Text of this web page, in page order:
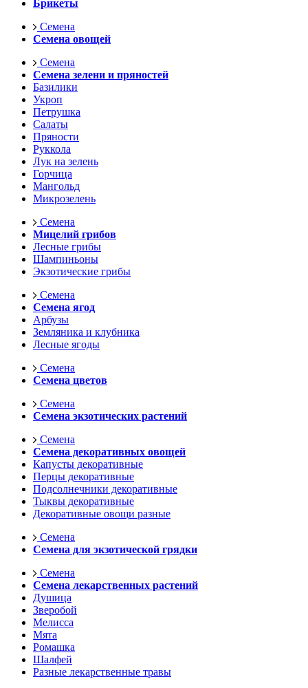
Брикеты
Семена
Семена овощей
Семена
Семена зелени и пряностей
Базилики
Укроп
Петрушка
Салаты
Пряности
Руккола
Лук на зелень
Горчица
Мангольд
Микрозелень
Семена
Мицелий грибов
Лесные грибы
Шампиньоны
Экзотические грибы
Семена
Семена ягод
Арбузы
Земляника и клубника
Лесные ягоды
Семена
Семена цветов
Семена
Семена экзотических растений
Семена
Семена декоративных овощей
Капусты декоративные
Перцы декоративные
Подсолнечники декоративные
Тыквы декоративные
Декоративные овощи разные
Семена
Семена для экзотической грядки
Семена
Семена лекарственных растений
Душица
Зверобой
Мелисса
Мята
Ромашка
Шалфей
Разные лекарственные травы